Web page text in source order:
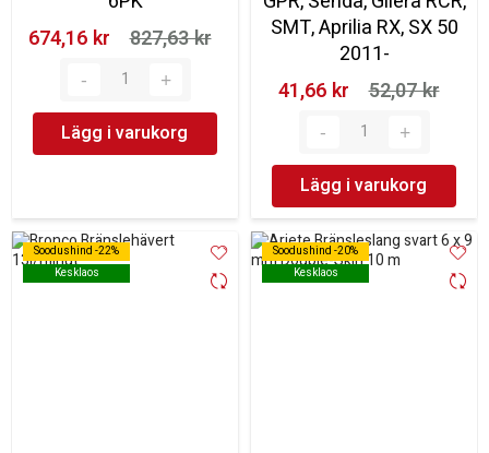
674,16 kr‎
827,63 kr‎
Lägg i varukorg
SMT, Aprilia RX, SX 50
2011-
41,66 kr‎
52,07 kr‎
Lägg i varukorg
Soodushind -22%
Kesklaos
Soodushind -22%
Kesklaos
Soodushind -20%
Kesklaos
Soodushind -20%
Kesklaos